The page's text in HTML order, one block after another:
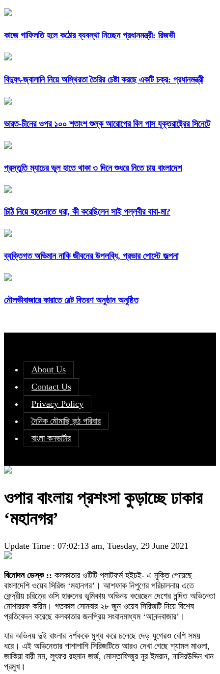
কাজে গাফিলতি হলে কঠোর ব্যবস্থা নিচ্ছেন প্রধানমন্ত্রী: রিজভী
বিদ্যুৎ-জ্বালানি নিয়ে অস্থিরতা তৈরির চেষ্টা করছে একটি চক্র: প্রধানমন্ত্রী
ভারত-চীনের ওপর ১০০ শতাংশ শুল্ক আরোপের বিল পাস যুক্তরাষ্ট্রের সিনেটে
প্রস্তুতি ম্যাচের ভুল হাতে থাকা ৩ দিনে শুধরে নিতে চায় বাংলাদেশ
চিঠি নিয়ে হাতেনাতে ধরা, কী করেছিলেন সাই পল্লবীর বাবা-মা?
ব্যক্তিগত অভিমান নাকি জীবনের উপলব্ধি, প্রভার পোস্টে জল্পনা
মৌলভীবাজারে কারাতে বেল্ট বিতরণ অনুষ্ঠান অনুষ্ঠিত
About Us
Contact Us
Privacy Policy
দৈনিক মৌমাছি কন্ঠ পরিবার
বাংলা কনভার্টার
ওপার বাংলায় প্রশংসা কুড়াচ্ছে ঢাকার
‘মহানগর’
Update Time : 07:02:13 am, Tuesday, 29 June 2021
বিনোদন ডেস্ক :: কলকাতার ওটিটি প্লাটফর্ম হইচই- এ মুক্তি পেয়েছে
বাংলাদেশি ওয়েব সিরিজ ‘মহানগর’। আশফাক নিপুণের পরিচালনায় এতে
কেন্দ্রীয় চরিত্রে ওসি হারুনের ভূমিকায় অভিনয় করেছেন দেশের নন্দিত অভিনেতা
মোশাররফ করিম। গতকাল সোমবার ২৮ জুন ওয়েব সিরিজটি নিয়ে বিশেষ
প্রতিবেদন করেছে কলকাতার জনপ্রিয় সংবাদমাধ্যম ‘আনন্দবাজার’।
যার অভিনয় দুই বাংলার দর্শককে মুগ্ধ করে চলেছে দেড় যুগেরও বেশি সময়
ধরে। এই অভিনেতার পাশাপাশি সিরিজটিতে আরও দেখা গেছে শ্যামল মাওলা,
জাকিয়া বারী মম, লুৎফর রহমান জর্জ, মোস্তাফিজুর নুর ইমরান, নাসিরউদ্দিন খান
প্রমুখ।